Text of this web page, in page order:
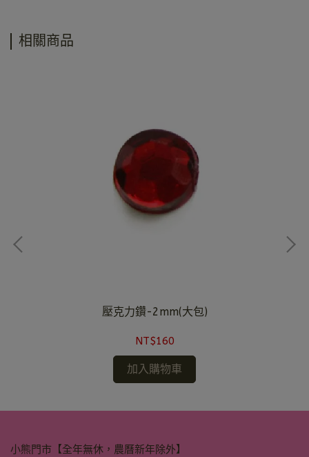
相關商品
壓克力鑽-2mm(大包)
NT$160
加入購物車
小熊門市【全年無休，農曆新年除外】